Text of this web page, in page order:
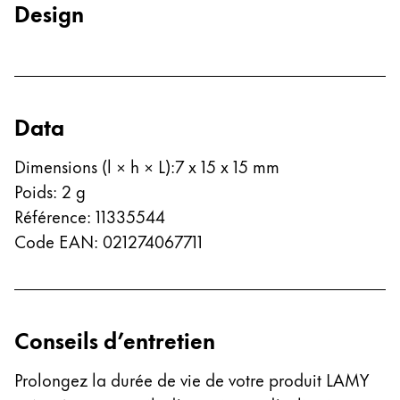
Entreprise
Design
Esprit pionnier
Carrière
FR/KM
Global
Créer un compte
Créer un compte
Design
Data
Dimensions (l × h × L):7 x 15 x 15 mm
Poids: 2 g
Référence: 11335544
Code EAN: 021274067711
Conseils d’entretien
Prolongez la durée de vie de votre produit LAMY